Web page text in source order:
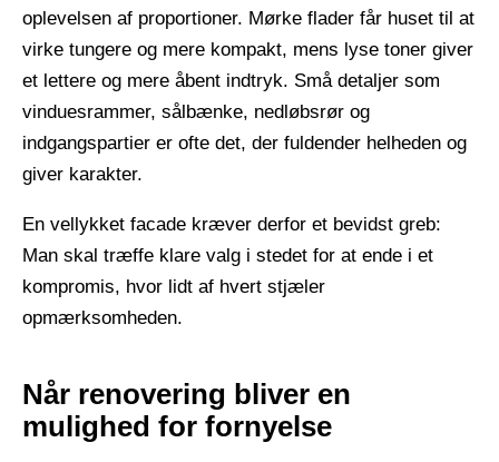
oplevelsen af proportioner. Mørke flader får huset til at
virke tungere og mere kompakt, mens lyse toner giver
et lettere og mere åbent indtryk. Små detaljer som
vinduesrammer, sålbænke, nedløbsrør og
indgangspartier er ofte det, der fuldender helheden og
giver karakter.
En vellykket facade kræver derfor et bevidst greb:
Man skal træffe klare valg i stedet for at ende i et
kompromis, hvor lidt af hvert stjæler
opmærksomheden.
Når renovering bliver en
mulighed for fornyelse